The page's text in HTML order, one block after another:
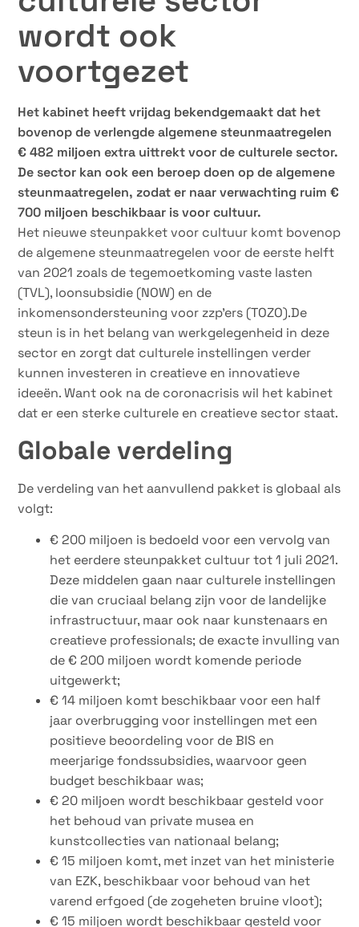
wordt ook
voortgezet
Het kabinet heeft vrijdag bekendgemaakt dat het
bovenop de verlengde algemene steunmaatregelen
€ 482 miljoen extra uittrekt voor de culturele sector.
De sector kan ook een beroep doen op de algemene
steunmaatregelen, zodat er naar verwachting ruim €
700 miljoen beschikbaar is voor cultuur.
Het nieuwe steunpakket voor cultuur komt bovenop
de algemene steunmaatregelen voor de eerste helft
van 2021 zoals de tegemoetkoming vaste lasten
(TVL), loonsubsidie (NOW) en de
inkomensondersteuning voor zzp’ers (TOZO).De
steun is in het belang van werkgelegenheid in deze
sector en zorgt dat culturele instellingen verder
kunnen investeren in creatieve en innovatieve
ideeën. Want ook na de coronacrisis wil het kabinet
dat er een sterke culturele en creatieve sector staat.
Globale verdeling
De verdeling van het aanvullend pakket is globaal als
volgt:
€ 200 miljoen is bedoeld voor een vervolg van
het eerdere steunpakket cultuur tot 1 juli 2021.
Deze middelen gaan naar culturele instellingen
die van cruciaal belang zijn voor de landelijke
infrastructuur, maar ook naar kunstenaars en
creatieve professionals; de exacte invulling van
de € 200 miljoen wordt komende periode
uitgewerkt;
€ 14 miljoen komt beschikbaar voor een half
jaar overbrugging voor instellingen met een
positieve beoordeling voor de BIS en
meerjarige fondssubsidies, waarvoor geen
budget beschikbaar was;
€ 20 miljoen wordt beschikbaar gesteld voor
het behoud van private musea en
kunstcollecties van nationaal belang;
€ 15 miljoen komt, met inzet van het ministerie
van EZK, beschikbaar voor behoud van het
varend erfgoed (de zogeheten bruine vloot);
€ 15 miljoen wordt beschikbaar gesteld voor